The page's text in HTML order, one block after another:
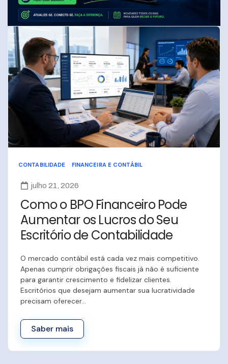
CONTABILIDADE FINANCEIRA E CONTÁBIL
julho 21, 2026
Como o BPO Financeiro Pode
Aumentar os Lucros do Seu
Escritório de Contabilidade
O mercado contábil está cada vez mais competitivo.
Apenas cumprir obrigações fiscais já não é suficiente
para garantir crescimento e fidelizar clientes.
Escritórios que desejam aumentar sua lucratividade
precisam oferecer…
Saber mais